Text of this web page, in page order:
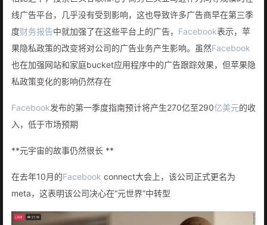
线广告平台，几乎没有受到影响，这也导致许多广告商早在第三季
度财务报告中就加强了在这些平台上的广告， Facebook表示，苹
果隐私政策的改变将对公司的广告业务产生影响。虽然Facebook
也在加强网站和家庭bucket应用程序中的广告跟踪效果，但苹果隐
私政策变化的影响仍然存在
Facebook发布的第一季度指南预计将产生270亿至290亿美元的收
入，低于市场预期
**元宇宙的故事仍然很长 **
在去年10月的Facebook connect大会上，该公司正式更名为
meta，这表明该公司决心在“元世界”中转型